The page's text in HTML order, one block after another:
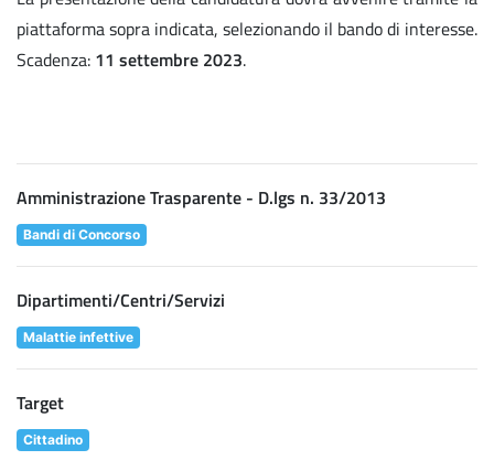
piattaforma sopra indicata, selezionando il bando di interesse.
Scadenza: 11 settembre 2023.
Amministrazione Trasparente - D.lgs n. 33/2013
Bandi di Concorso
Dipartimenti/Centri/Servizi
Malattie infettive
Target
Cittadino